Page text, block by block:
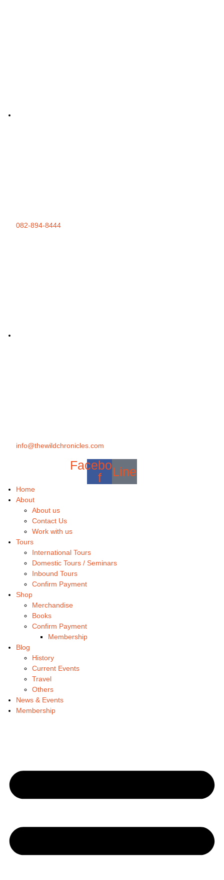
082-894-8444
info@thewildchronicles.com
Facebook-
f
Line
Home
About
About us
Contact Us
Work with us
Tours
International Tours
Domestic Tours / Seminars
Inbound Tours
Confirm Payment
Shop
Merchandise
Books
Confirm Payment
Membership
Blog
History
Current Events
Travel
Others
News & Events
Membership